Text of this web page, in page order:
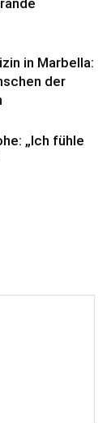
in Marbella:
der
„Ich fühle